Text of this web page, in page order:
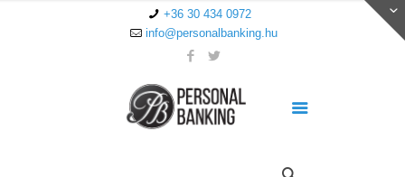
+36 30 434 0972
info@personalbanking.hu